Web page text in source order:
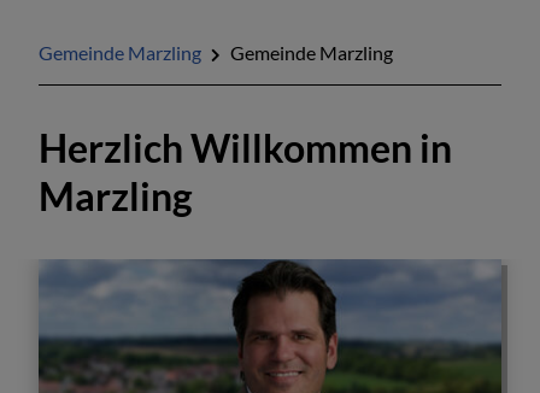
Gemeinde Marzling Gemeinde Marzling
Herzlich Willkommen in
Marzling